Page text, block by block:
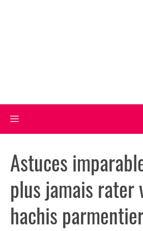
Menu
Astuces
plus jamais rater
hachis